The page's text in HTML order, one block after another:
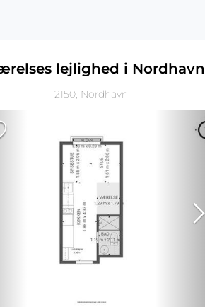
lejlighed i Nordhavn
2150, Nordhavn